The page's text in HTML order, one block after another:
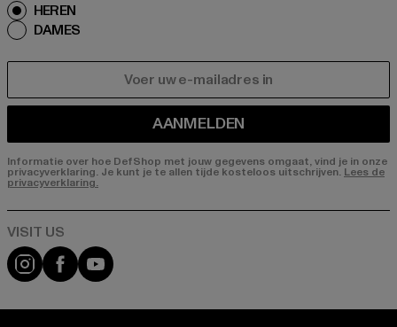
HEREN
DAMES
AANMELDEN
Informatie over hoe DefShop met jouw gegevens omgaat, vind je in onze
privacyverklaring. Je kunt je te allen tijde kosteloos uitschrijven. Lees de
privacyverklaring.
Visit our Instagram page:
Visit our Facebook page:
Visit our YouTube channel: